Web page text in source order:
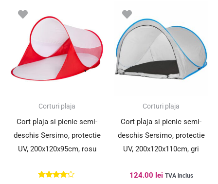
Corturi plaja
Cort plaja si picnic semi-
deschis Sersimo, protectie
UV, 200x120x95cm, rosu
Corturi plaja
Cort plaja si picnic semi-
deschis Sersimo, protectie
UV, 200x120x110cm, gri
124.00 lei TVA inclus